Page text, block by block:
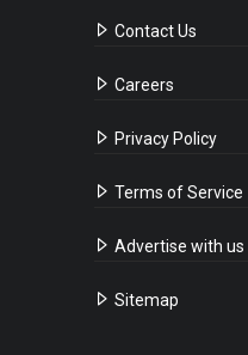
Contact Us
Careers
Privacy Policy
Terms of Service
Advertise with us
Sitemap